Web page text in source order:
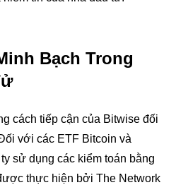
Bạch Trong
cách tiếp cận của Bitwise đối
với các ETF Bitcoin và
sử dụng các kiểm toán bằng
thực hiện bởi The Network